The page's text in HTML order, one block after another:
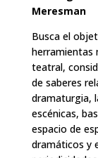
Meresman
Busca el
herramientas
teatral,
de saberes
dramaturgia,
escénicas,
espacio de
dramáticos y